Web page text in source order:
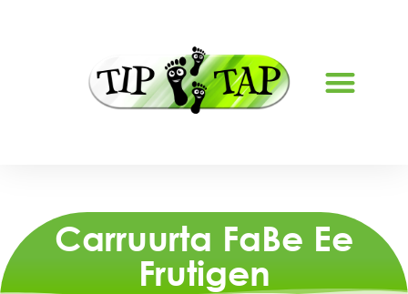
Carruurta FaBe Ee
Frutigen